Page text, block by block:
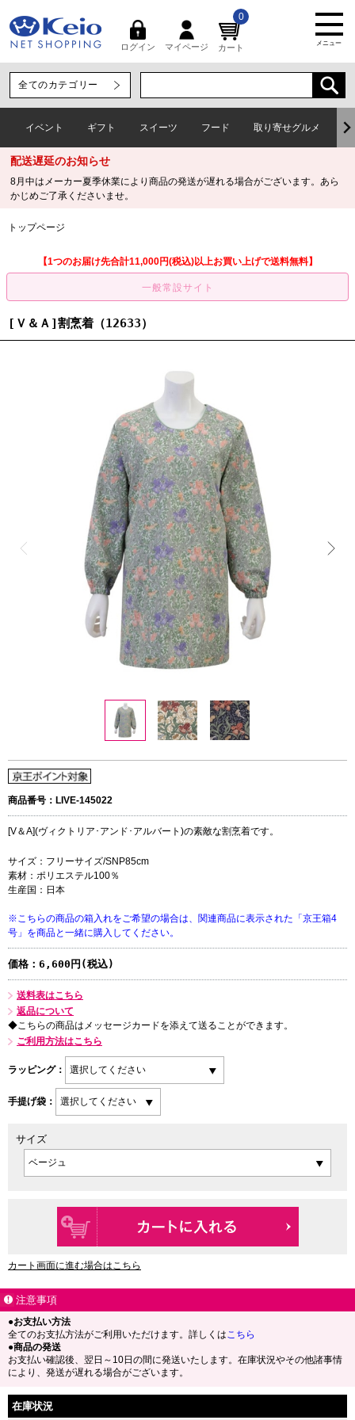
ログイン マイページ カート
0
メニュー
イベント ギフト スイーツ フード 取り寄せグルメ
配送遅延のお知らせ
8月中はメーカー夏季休業により商品の発送が遅れる場合がございます。あら
かじめご了承くださいませ。
トップページ
【1つのお届け先合計11,000円(税込)以上お買い上げで送料無料】
[Ｖ＆Ａ]割烹着（12633）
商品番号：LIVE-145022
[V＆A](ヴィクトリア･アンド･アルバート)の素敵な割烹着です。
サイズ：フリーサイズ/SNP85cm
素材：ポリエステル100％
生産国：日本
※こちらの商品の箱入れをご希望の場合は、関連商品に表示された「京王箱4
号」を商品と一緒に購入してください。
価格： 6,600円(税込)
送料表はこちら
返品について
◆こちらの商品はメッセージカードを添えて送ることができます。
ご利用方法はこちら
ラッピング：
手提げ袋：
サイズ
カート画面に進む場合はこちら
注意事項
●お支払い方法
全てのお支払方法がご利用いただけます。詳しくはこちら
●商品の発送
お支払い確認後、翌日～10日の間に発送いたします。在庫状況やその他諸事情
により、発送が遅れる場合がございます。
在庫状況